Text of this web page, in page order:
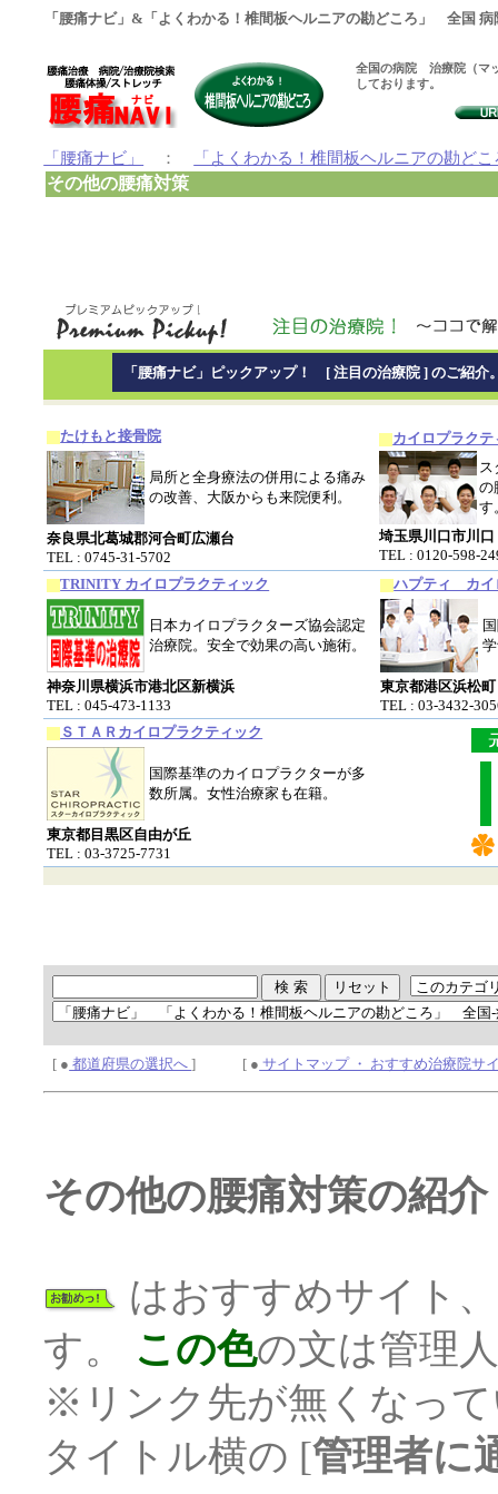
「腰痛ナビ」&「よくわかる！椎間板ヘルニアの勘どころ」 全国 病
全国の病院 治療院（マ
しております。
「腰痛ナビ」 ： 「よくわかる！椎間板ヘルニアの勘どこ
その他の腰痛対策
「腰痛ナビ」ピックアップ！ [ 注目の治療院 ] のご紹介
たけもと接骨院
局所と全身療法の併用による痛み
の改善、大阪からも来院便利。
奈良県北葛城郡河合町広瀬台
TEL : 0745-31-5702
カイロプラク
ス
の
す
埼玉県川口市川口
TEL : 0120-598-
TRINITY カイロプラクティック
日本カイロプラクターズ協会認定
治療院。安全で効果の高い施術。
神奈川県横浜市港北区新横浜
TEL : 045-473-1133
ハプティ カイ
東京都港区浜松町
TEL : 03-3432-
ＳＴＡＲカイロプラクティック
国際基準のカイロプラクターが多
数所属。女性治療家も在籍。
東京都目黒区自由が丘
TEL : 03-3725-7731
[ ● 都道府県の選択へ] [ ● サイトマップ ・ おすすめ治療院サ
その他の腰痛対策の紹介
はおすすめサイト
す。 この色の文は管理
※リンク先が無くなっ
タイトル横の [管理者に